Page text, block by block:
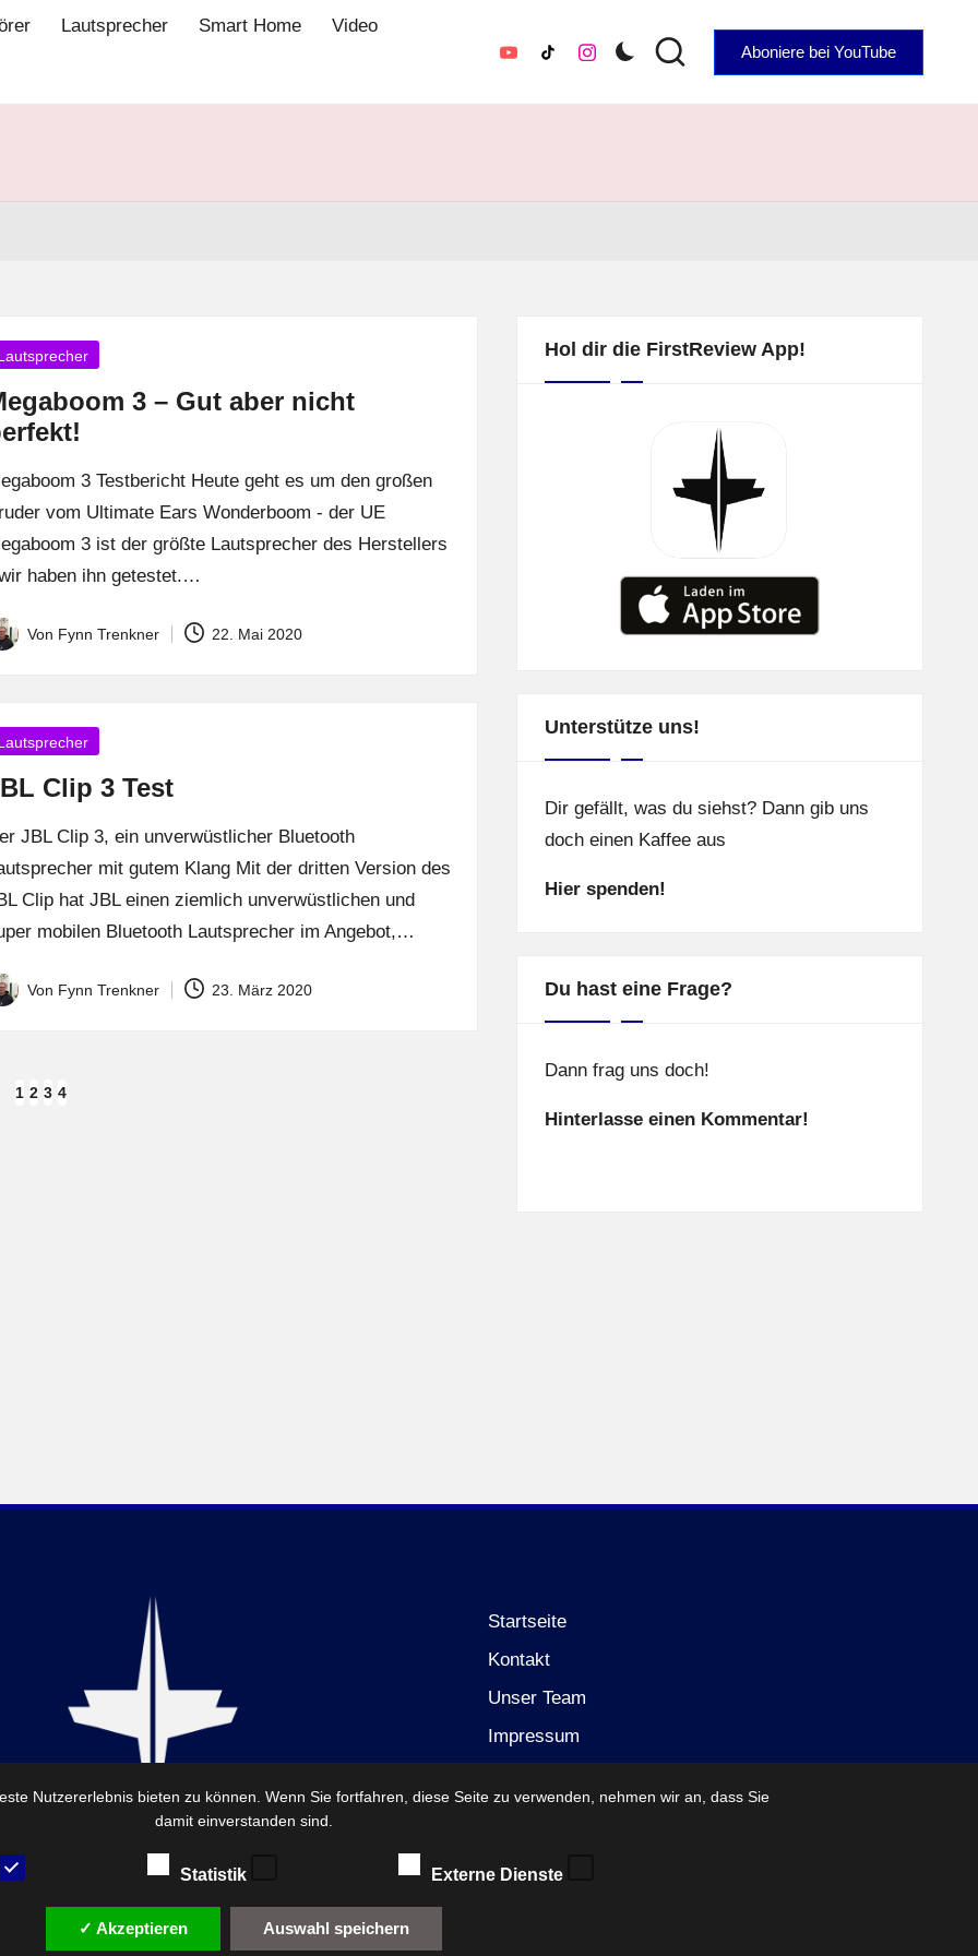
Lautsprecher Smart Home Video
YouTubeTikTokInstagram Aboniere bei YouTube
3 – Gut aber nicht
3 Testbericht Heute geht es um den großen
vom Ultimate Ears Wonderboom - der UE
3 ist der größte Lautsprecher des Herstellers
haben ihn getestet.…
Von Fynn Trenkner 22. Mai 2020
Clip 3 Test
JBL Clip 3, ein unverwüstlicher Bluetooth
mit gutem Klang Mit der dritten Version des
Clip hat JBL einen ziemlich unverwüstlichen und
mobilen Bluetooth Lautsprecher im Angebot,…
Von Fynn Trenkner 23. März 2020
1 2 3 4
Hol dir die FirstReview App!
Unterstütze uns!
Dir gefällt, was du siehst? Dann gib uns
doch einen Kaffee aus
Hier spenden!
Du hast eine Frage?
Dann frag uns doch!
Hinterlasse einen Kommentar!
Startseite
Kontakt
Unser Team
Impressum
Nutzererlebnis bieten zu können. Wenn Sie fortfahren, diese Seite zu verwenden, nehmen wir an, dass Sie
damit einverstanden sind.
Statistik Externe Dienste
✓ Akzeptieren Auswahl speichern